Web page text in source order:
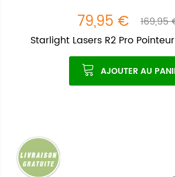
79,95 €
169,95
Starlight Lasers R2 Pro
AJOUTER AU